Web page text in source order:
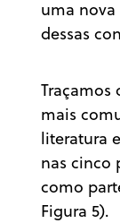
uma
dessas
Traçamos
mais
literatura
nas cinco
como
Figura 5).